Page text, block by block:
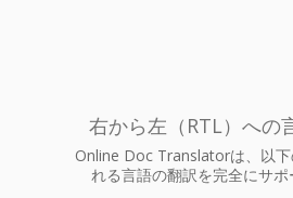
右から左（RTL）への
Online Doc Translatorは、以
れる言語の翻訳を完全にサポ